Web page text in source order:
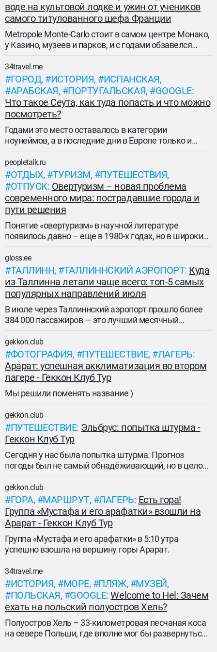
воде на культовой лодке и ужин от учеников
самого титулованного шефа Франции
Metropole Monte-Carlo стоит в самом центре Монако,
у Казино, музеев и парков, и с годами обзавелся
обычному туристу просто не светит. Свежий пример
— новая программа Sunset & Dolce Vita.
34travel.me
ГОРОД ИСТОРИЯ
ИСПАНСКАЯ
АРАБСКАЯ
ПОРТУГАЛЬСКАЯ
GOOGLE
Что такое Сеута, как туда попасть и что можно
посмотреть?
Годами это место оставалось в категории
ноунеймов, а в последние дни в Европе только и
Испании есть участок земли в Африке (и, кстати, не
один)? Какая она – Сеута? Как туда попасть и что
там есть интересного? Рассказываем в новом
материале.
peopletalk.ru
ОТДЫХ ТУРИЗМ
ПУТЕШЕСТВИЯ
ОТПУСК Овертуризм – новая проблема
современного мира: пострадавшие города и
пути решения
Понятие «овертуризм» в научной литературе
появилось давно – еще в 1980-х годах, но в широкий
слово закрепилось в тревел-индустрии благодаря
основателю популярного туристического издания
Skift Рафату Али, который впервые использовал его
в своих материалах в 2012 году. По другой версии,
родоначальником стала журналистка Фрея
Питерсен, писавшая о массовом туризме в Помпеях
в 2001-м.
gloss.ee
ТАЛЛИНН ТАЛЛИННСКИЙ АЭРОПОРТ Куда
из Таллинна летали чаще всего: топ-5 самых
популярных направлений июля
В июле через Таллиннский аэропорт прошло более
384 000 пассажиров — это лучший месячный
больше, чем годом ранее. За первые семь месяцев
2026 года аэропорт обслужил 2,15 млн пассажиров,
что на 11% превышает показатель аналогичного
периода прошлого года.
gekkon.club
ФОТОГРАФИЯ ПУТЕШЕСТВИЕ
ЛАГЕРЬ
Арарат: успешная акклиматизация во втором
лагере - Геккон Клуб Тур
Мы решили поменять название )
gekkon.club
ПУТЕШЕСТВИЕ Эльбрус: попытка штурма -
Геккон Клуб Тур
Сегодня у нас была попытка штурма. Прогноз
погоды был не самый обнадёживающий, но в целом
погодное окно.
gekkon.club
ГОРА МАРШРУТ ЛАГЕРЬ Есть гора!
Группа «Мустафа и его арафатки» взошли на
Арарат - Геккон Клуб Тур
Группа «Мустафа и его арафатки» в 5:10 утра
успешно взошла на вершину горы Арарат.
34travel.me
ИСТОРИЯ МОРЕ ПЛЯЖ
МУЗЕЙ
ПОЛЬСКАЯ
GOOGLE Welcome to Hel: Зачем
ехать на польский полуостров Хель?
Полуостров Хель – 33-километровая песчаная коса
на севере Польши, где вполне мог бы развернуться